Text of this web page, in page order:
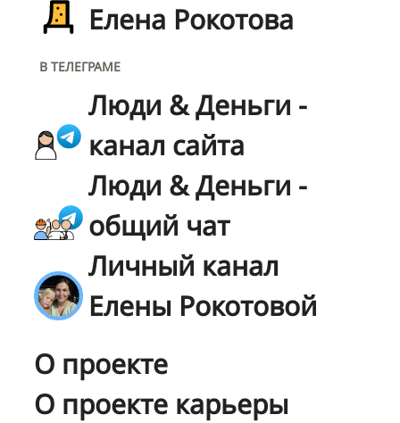
Елена Рокотова
В ТЕЛЕГРАМЕ
Люди & Деньги -
канал сайта
Люди & Деньги -
общий чат
Личный канал
Елены Рокотовой
О проекте
О проекте карьеры